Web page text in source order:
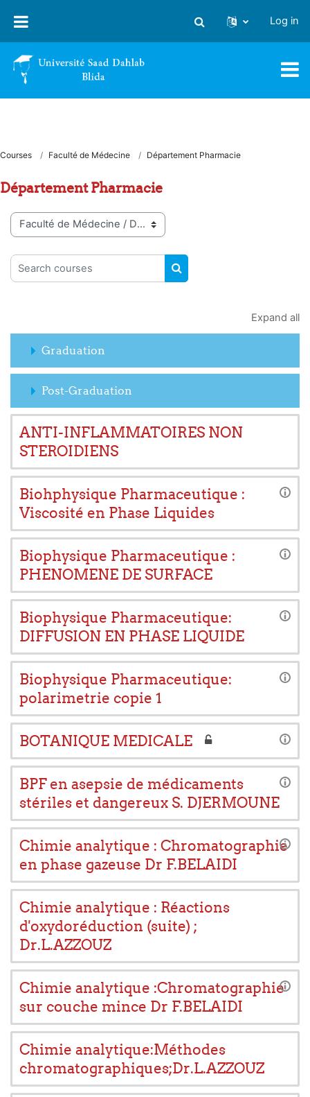
Toggle search input
Log in
Courses Faculté de Médecine Département Pharmacie
Département Pharmacie
Course categories
Search courses
SEARCH COURSES
Expand all
Graduation
Post-Graduation
ANTI-INFLAMMATOIRES NON
STEROIDIENS
Biohphysique Pharmaceutique :
Viscosité en Phase Liquides
Biophysique Pharmaceutique :
PHENOMENE DE SURFACE
Biophysique Pharmaceutique:
DIFFUSION EN PHASE LIQUIDE
Biophysique Pharmaceutique:
polarimetrie copie 1
BOTANIQUE MEDICALE
BPF en asepsie de médicaments
stériles et dangereux S. DJERMOUNE
Chimie analytique : Chromatographie
en phase gazeuse Dr F.BELAIDI
Chimie analytique : Réactions
d'oxydoréduction (suite) ;
Dr.L.AZZOUZ
Chimie analytique :Chromatographie
sur couche mince Dr F.BELAIDI
Chimie analytique:Méthodes
chromatographiques;Dr.L.AZZOUZ